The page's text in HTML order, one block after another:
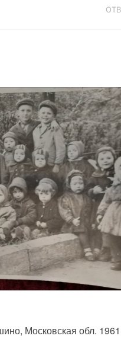
Московская обл.